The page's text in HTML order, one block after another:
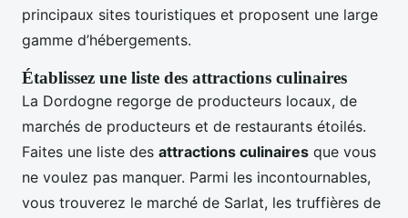
principaux sites touristiques et proposent une large
gamme d’hébergements.
Établissez une liste des attractions culinaires
La Dordogne regorge de producteurs locaux, de
marchés de producteurs et de restaurants étoilés.
Faites une liste des attractions culinaires que vous
ne voulez pas manquer. Parmi les incontournables,
vous trouverez le marché de Sarlat, les truffières de